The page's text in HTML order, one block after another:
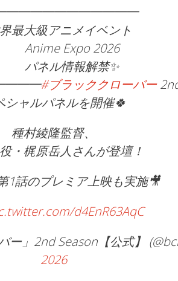
最大級アニメイベント
Expo 2026
ネル情報解禁✨
#ブラッククローバー
シャルパネルを開催🍀
種村綾隆監督、
・梶原岳人さんが登壇！
1話のプレミア上映も実施🎥
d4EnR63AqC
」2nd Season【公式】
2026